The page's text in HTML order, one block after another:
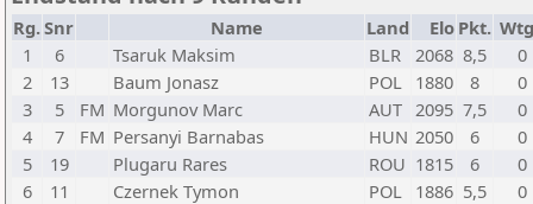
Rg.Snr Name Land Elo Pkt.
1
6 Tsaruk Maksim BLR 2068 8,5
0
2
13 Baum Jonasz POL 1880 8
0
3
5 FM Morgunov Marc AUT 2095 7,5
0
4
7 FM Persanyi Barnabas HUN 2050 6
0
5
19 Plugaru Rares ROU 1815 6
0
6
11 Czernek Tymon POL 1886 5,5
0